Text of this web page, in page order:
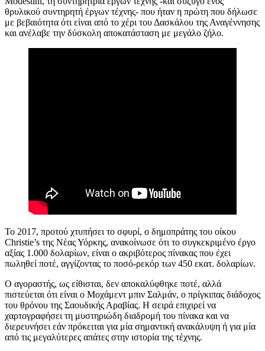
θρυλικού συντηρητή έργων τέχνης- που ήταν η πρώτη που δήλωσε
με βεβαιότητα ότι είναι από το χέρι του Δασκάλου της Αναγέννησης
και ανέλαβε την δύσκολη αποκατάσταση με μεγάλο ζήλο.
Το 2017, προτού χτυπήσει το σφυρί, ο δημοπράτης του οίκου
Christie’s της Νέας Υόρκης, ανακοίνωσε ότι το συγκεκριμένο έργο
αξίας 1.000 δολαρίων, είναι ο ακριβότερος πίνακας που έχει
πωληθεί ποτέ, αγγίζοντας το ποσό-ρεκόρ των 450 εκατ. δολαρίων.
Ο αγοραστής, ως είθισται, δεν αποκαλύφθηκε ποτέ, αλλά
πιστεύεται ότι είναι ο Μοχάμεντ μπιν Σαλμάν, ο πρίγκιπας διάδοχος
του θρόνου της Σαουδικής Αραβίας. Η σειρά επιχιρεί να
χαρτογραφήσει τη μυστηριώδη διαδρομή του πίνακα και να
διερευνήσει εάν πρόκειται για μία σημαντική ανακάλυψη ή για μία
από τις μεγαλύτερες απάτες στην ιστορία της τέχνης.